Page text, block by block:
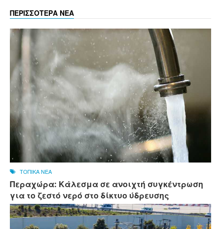
ΠΕΡΙΣΣΟΤΕΡΑ ΝΕΑ
ΤΟΠΙΚΑ ΝΕΑ
Περαχώρα: Κάλεσμα σε ανοιχτή συγκέντρωση
για το ζεστό νερό στο δίκτυο ύδρευσης